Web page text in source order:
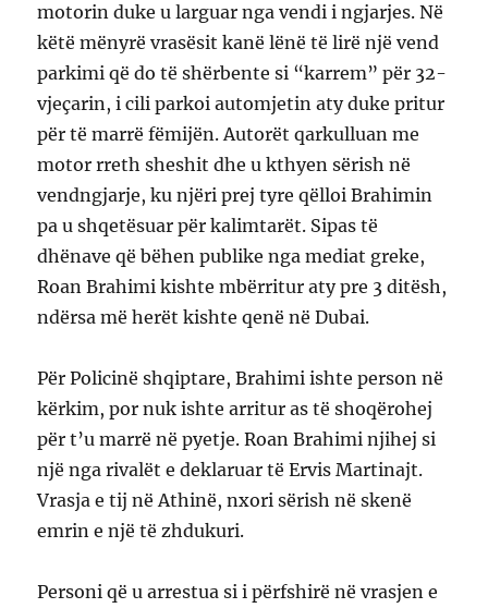
motorin duke u larguar nga vendi i ngjarjes. Në
këtë mënyrë vrasësit kanë lënë të lirë një vend
parkimi që do të shërbente si “karrem” për 32-
vjeçarin, i cili parkoi automjetin aty duke pritur
për të marrë fëmijën. Autorët qarkulluan me
motor rreth sheshit dhe u kthyen sërish në
vendngjarje, ku njëri prej tyre qëlloi Brahimin
pa u shqetësuar për kalimtarët. Sipas të
dhënave që bëhen publike nga mediat greke,
Roan Brahimi kishte mbërritur aty pre 3 ditësh,
ndërsa më herët kishte qenë në Dubai.
Për Policinë shqiptare, Brahimi ishte person në
kërkim, por nuk ishte arritur as të shoqërohej
për t’u marrë në pyetje. Roan Brahimi njihej si
një nga rivalët e deklaruar të Ervis Martinajt.
Vrasja e tij në Athinë, nxori sërish në skenë
emrin e një të zhdukuri.
Personi që u arrestua si i përfshirë në vrasjen e